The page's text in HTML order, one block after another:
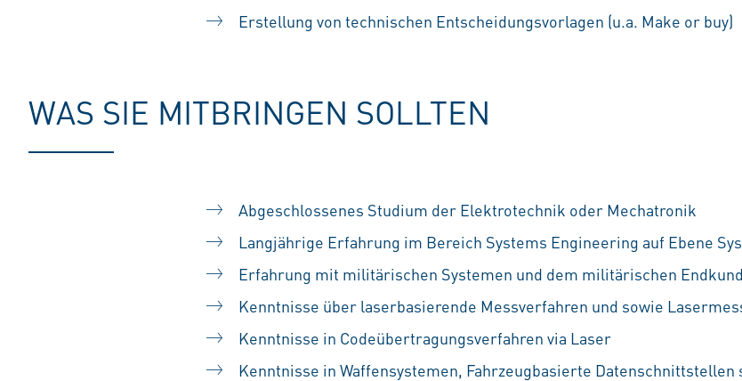
Erstellung von technischen Entscheidungsvorlagen (u.a. Make or buy)
WAS SIE MITBRINGEN SOLLTEN
Abgeschlossenes Studium der Elektrotechnik oder Mechatronik
Langjährige Erfahrung im Bereich Systems Engineering auf Ebene
Erfahrung mit militärischen Systemen und dem militärischen
Kenntnisse über laserbasierende Messverfahren und sowie
Kenntnisse in Codeübertragungsverfahren via Laser
Kenntnisse in Waffensystemen, Fahrzeugbasierte